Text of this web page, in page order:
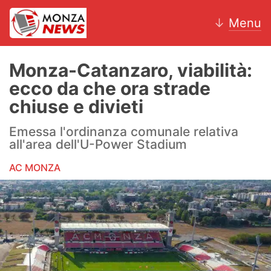
↓ Menu
News
AC Monza
Motori
Volley
Hockey
Altri sport
Monza-Catanzaro, viabilità:
ecco da che ora strade
chiuse e divieti
Emessa l'ordinanza comunale relativa
all'area dell'U-Power Stadium
AC MONZA